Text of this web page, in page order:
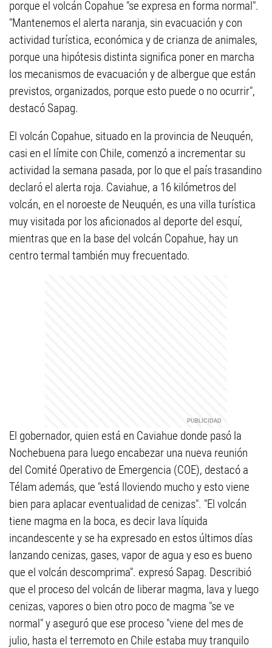
porque el volcán Copahue "se expresa en forma normal".
"Mantenemos el alerta naranja, sin evacuación y con
actividad turística, económica y de crianza de animales,
porque una hipótesis distinta significa poner en marcha
los mecanismos de evacuación y de albergue que están
previstos, organizados, porque esto puede o no ocurrir",
destacó Sapag.
El volcán Copahue, situado en la provincia de Neuquén,
casi en el límite con Chile, comenzó a incrementar su
actividad la semana pasada, por lo que el país trasandino
declaró el alerta roja. Caviahue, a 16 kilómetros del
volcán, en el noroeste de Neuquén, es una villa turística
muy visitada por los aficionados al deporte del esquí,
mientras que en la base del volcán Copahue, hay un
centro termal también muy frecuentado.
El gobernador, quien está en Caviahue donde pasó la
Nochebuena para luego encabezar una nueva reunión
del Comité Operativo de Emergencia (COE), destacó a
Télam además, que "está lloviendo mucho y esto viene
bien para aplacar eventualidad de cenizas". "El volcán
tiene magma en la boca, es decir lava líquida
incandescente y se ha expresado en estos últimos días
lanzando cenizas, gases, vapor de agua y eso es bueno
que el volcán descomprima". expresó Sapag. Describió
que el proceso del volcán de liberar magma, lava y luego
cenizas, vapores o bien otro poco de magma "se ve
normal" y aseguró que ese proceso "viene del mes de
julio, hasta el terremoto en Chile estaba muy tranquilo